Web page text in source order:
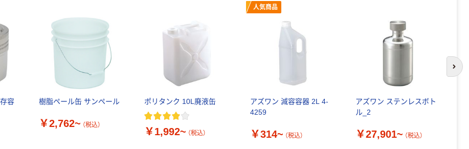
容
樹脂ペール缶 サンペール
￥2,762~ （税込）
ポリタンク 10L廃液缶
￥1,992~ （税込）
人気商品
アズワン 減容容器 2L 4-
4259
￥314~ （税込）
アズワン ステンレスボト
ル_2
￥27,901~ （税込）
次